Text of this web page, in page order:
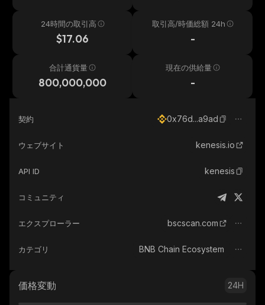
24時間の取引高
$17.06
取引高/時価総額 24h
-
合計通貨量
800,000,000
現在の供給量
-
契約 0x76d...a9ad
ウェブサイト kenesis.io
API ID kenesis
コミュニティ
エクスプローラー bscscan.com
カテゴリ BNB Chain Ecosystem
価格変動 24H